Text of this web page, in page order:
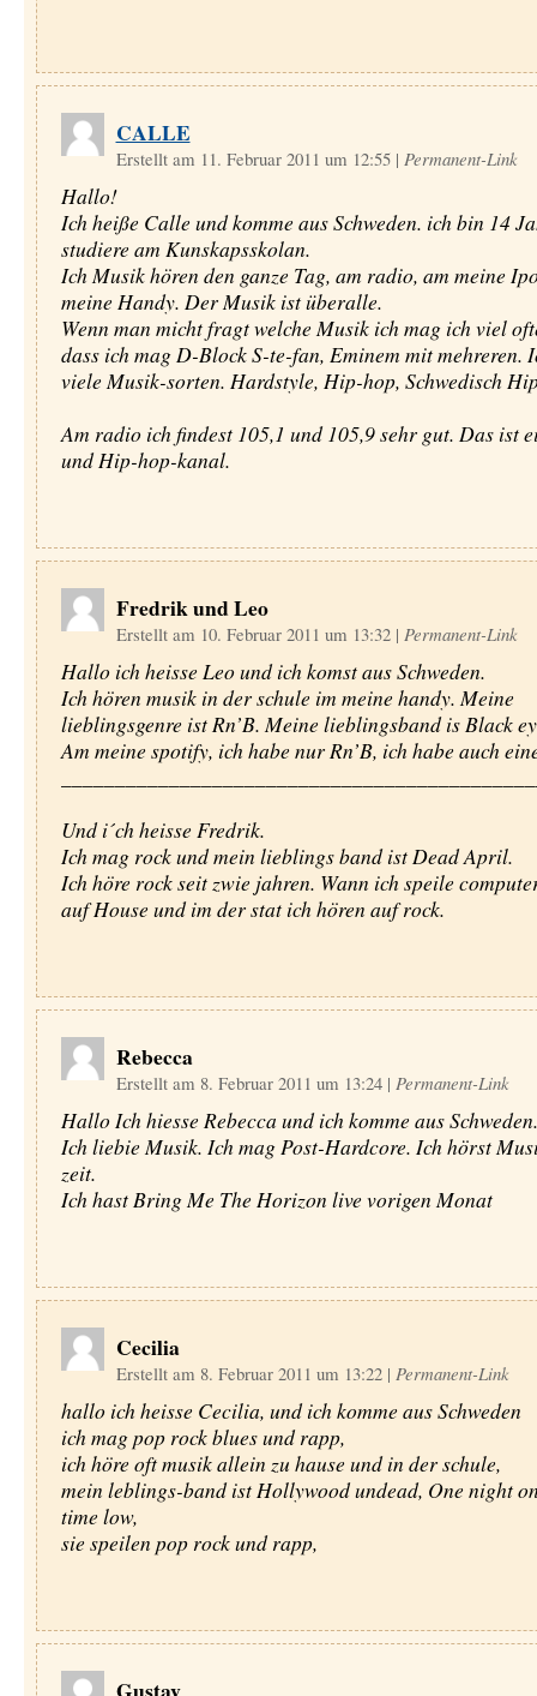
CALLE
Erstellt am 11. Februar 2011 um 12:55 | Permanent-Link
Hallo!
Ich heiße Calle und komme aus Schweden. ich bin 14
studiere am Kunskapsskolan.
Ich Musik hören den ganze Tag, am radio, am meine
meine Handy. Der Musik ist überalle.
Wenn man micht fragt welche Musik ich mag ich viel
dass ich mag D-Block S-te-fan, Eminem mit mehreren.
viele Musik-sorten. Hardstyle, Hip-hop, Schwedisch
Am radio ich findest 105,1 und 105,9 sehr gut. Das ist
und Hip-hop-kanal.
Fredrik und Leo
Erstellt am 10. Februar 2011 um 13:32 | Permanent-Link
Hallo ich heisse Leo und ich komst aus Schweden.
Ich hören musik in der schule im meine handy. Meine
lieblingsgenre ist Rn’B. Meine lieblingsband is Black
Am meine spotify, ich habe nur Rn’B, ich habe auch
Und i´ch heisse Fredrik.
Ich mag rock und mein lieblings band ist Dead April.
Ich höre rock seit zwie jahren. Wann ich speile
auf House und im der stat ich hören auf rock.
Rebecca
Erstellt am 8. Februar 2011 um 13:24 | Permanent-Link
Hallo Ich hiesse Rebecca und ich komme aus Schweden.
Ich liebie Musik. Ich mag Post-Hardcore. Ich hörst
zeit.
Ich hast Bring Me The Horizon live vorigen Monat
Cecilia
Erstellt am 8. Februar 2011 um 13:22 | Permanent-Link
hallo ich heisse Cecilia, und ich komme aus Schweden
ich mag pop rock blues und rapp,
ich höre oft musik allein zu hause und in der schule,
mein leblings-band ist Hollywood undead, One night
time low,
sie speilen pop rock und rapp,